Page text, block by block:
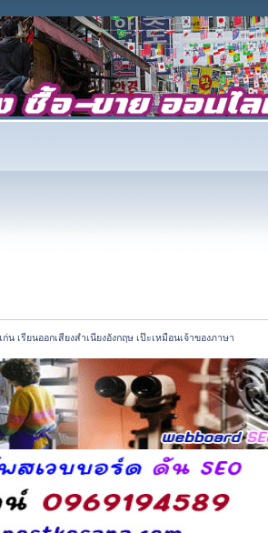
น เรียนออกเสียงสำเนียงอังกฤษ เป๊ะเหมือนเจ้าของภาษา